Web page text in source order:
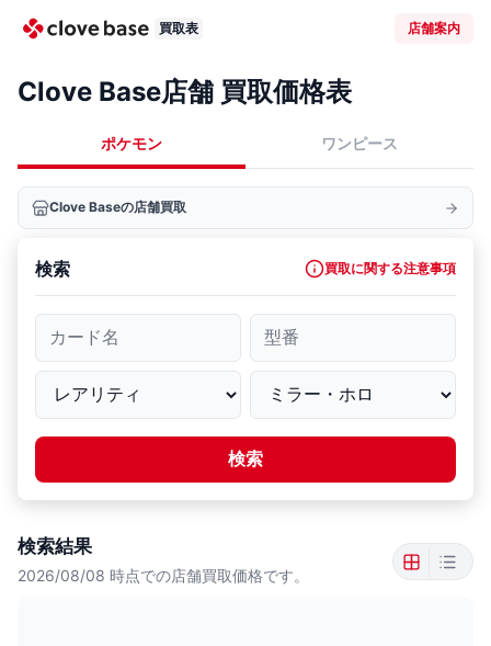
買取表 店舗案内
Clove Base店舗 買取価格表
ポケモン ワンピース
Clove Baseの店舗買取
検索 買取に関する注意事項
カード名 型番
検索
検索結果
2026/08/08 時点での店舗買取価格です。